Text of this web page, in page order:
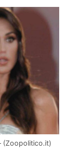
(Zoopolitico.it)